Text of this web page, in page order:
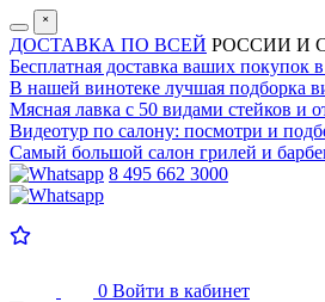
˟
ДОСТАВКА ПО ВСЕЙ РОССИИ И
Бесплатная доставка ваших покупок в
В нашей винотеке лучшая подборка
Мясная лавка с 50 видами стейков и
Видеотур по салону: посмотри и
Самый большой салон грилей и
8 495 662 3000
0 Войти в кабинет